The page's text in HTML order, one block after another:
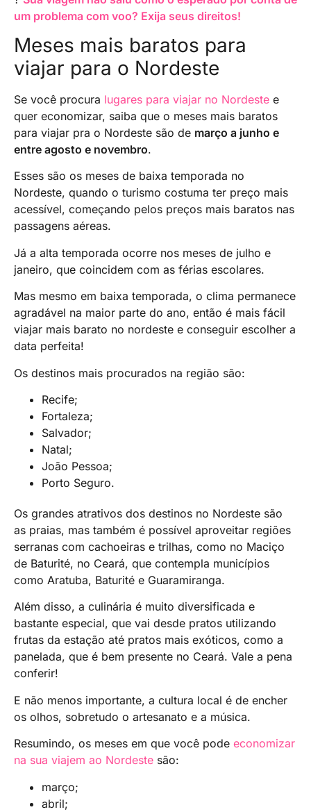
um problema com voo? Exija seus direitos!
Meses mais baratos para
viajar para o Nordeste
Se você procura lugares para viajar no Nordeste e
quer economizar, saiba que o meses mais baratos
para viajar pra o Nordeste são de março a junho e
entre agosto e novembro.
Esses são os meses de baixa temporada no
Nordeste, quando o turismo costuma ter preço mais
acessível, começando pelos preços mais baratos nas
passagens aéreas.
Já a alta temporada ocorre nos meses de julho e
janeiro, que coincidem com as férias escolares.
Mas mesmo em baixa temporada, o clima permanece
agradável na maior parte do ano, então é mais fácil
viajar mais barato no nordeste e conseguir escolher a
data perfeita!
Os destinos mais procurados na região são:
Recife;
Fortaleza;
Salvador;
Natal;
João Pessoa;
Porto Seguro.
Os grandes atrativos dos destinos no Nordeste são
as praias, mas também é possível aproveitar regiões
serranas com cachoeiras e trilhas, como no Maciço
de Baturité, no Ceará, que contempla municípios
como Aratuba, Baturité e Guaramiranga.
Além disso, a culinária é muito diversificada e
bastante especial, que vai desde pratos utilizando
frutas da estação até pratos mais exóticos, como a
panelada, que é bem presente no Ceará. Vale a pena
conferir!
E não menos importante, a cultura local é de encher
os olhos, sobretudo o artesanato e a música.
Resumindo, os meses em que você pode economizar
na sua viajem ao Nordeste são:
março;
abril;